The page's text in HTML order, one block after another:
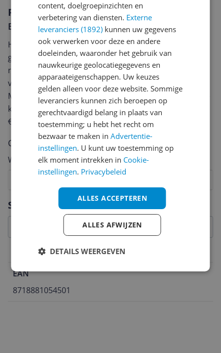
Specificaties
Belangrijkste kenmerken
EAN
8718881054501
Reviews
Er zijn nog geen reviews geschreven
Heb jij dit product in bezit en wil je graag je mening
geven? Start dan hieronder met het schrijven van je
review. Afhankelijk van de details duurt het schrijven
van een review gemiddeld tussen de 3 en 10 minuten.
Met jouw mening help je andere bezoekers een betere
keuze te maken én maak je iedere maand kans op
€250,-!
Klik hier voor de actievoorwaarden.
Cijfer
Welk cijfer geef jij dit product?
5
Vraag 1 van 4
content, doelgroepinzichten en
verbetering van diensten. Externe
leveranciers (1892) kunnen uw gegevens
ook verwerken voor deze en andere
doeleinden, waaronder het gebruik van
nauwkeurige geolocatiegegevens en
apparaateigenschappen. Uw keuzes
gelden alleen voor deze website. Sommige
leveranciers kunnen zich beroepen op
gerechtvaardigd belang in plaats van
toestemming; u hebt het recht om
bezwaar te maken inAdvertentie-
instellingen. U kunt uw toestemming op
elk moment intrekken in Cookie-
instellingen. Privacybeleid
ALLES ACCEPTEREN
ALLES AFWIJZEN
DETAILS WEERGEVEN